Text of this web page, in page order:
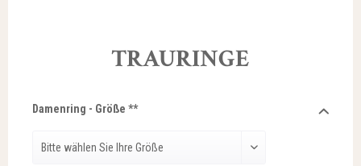
TRAURINGE
Damenring - Größe **